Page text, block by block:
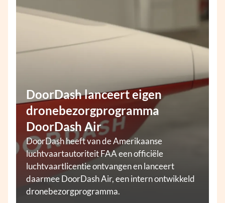
DoorDash lanceert eigen
dronebezorgprogramma
DoorDash Air
DoorDash heeft van de Amerikaanse
luchtvaartautoriteit FAA een officiële
luchtvaartlicentie ontvangen en lanceert
daarmee DoorDash Air, een intern ontwikkeld
dronebezorgprogramma.